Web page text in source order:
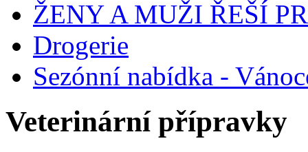
ŽENY A MUŽI ŘEŠÍ
Drogerie
Sezónní nabídka -
Veterinární přípravky